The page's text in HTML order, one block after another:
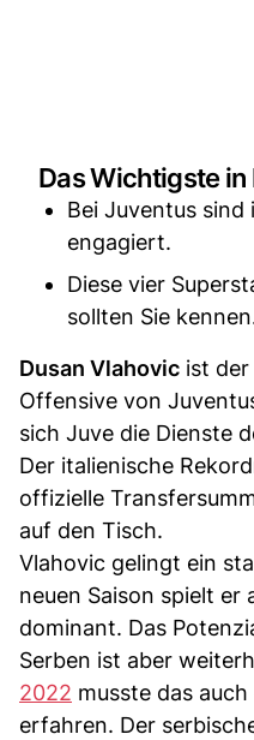
Das Wichtigste in
Bei Juventus
engagiert.
Diese vier
sollten Sie
Dusan Vlahovic ist
Offensive von
sich Juve die Dienste
Der italienische
offizielle
auf den Tisch.
Vlahovic gelingt ein
neuen Saison spielt
dominant. Das
Serben ist aber
2022 musste das auch
erfahren. Der